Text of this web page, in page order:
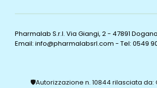
Pharmalab S.r.l. Via Giangi, 2 - 47891
Email: info@pharmalabsrl.com - Tel: 0549
🛡️Autorizzazione n. 10844 rilasciata